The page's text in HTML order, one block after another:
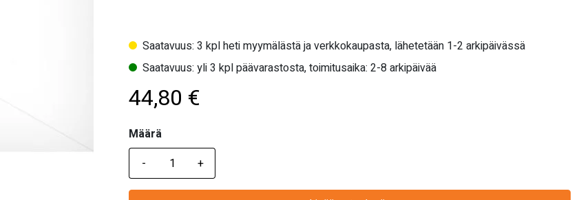
Saatavuus: 3 kpl heti myymälästä ja verkkokaupasta, lähetetään 1-2 arkipäivässä
Saatavuus: yli 3 kpl päävarastosta, toimitusaika: 2-8 arkipäivää
44,80 €
Määrä
Määrä